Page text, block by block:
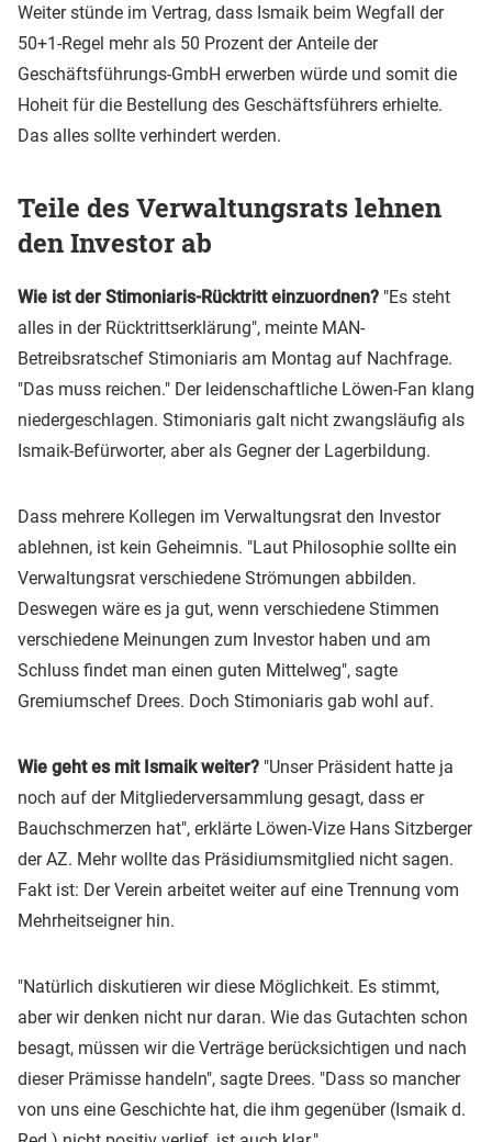
Weiter stünde im Vertrag, dass Ismaik beim Wegfall der
50+1-Regel mehr als 50 Prozent der Anteile der
Geschäftsführungs-GmbH erwerben würde und somit die
Hoheit für die Bestellung des Geschäftsführers erhielte.
Das alles sollte verhindert werden.
Teile des Verwaltungsrats lehnen
den Investor ab
Wie ist der Stimoniaris-Rücktritt einzuordnen? "Es steht
alles in der Rücktrittserklärung", meinte MAN-
Betreibsratschef Stimoniaris am Montag auf Nachfrage.
"Das muss reichen." Der leidenschaftliche Löwen-Fan klang
niedergeschlagen. Stimoniaris galt nicht zwangsläufig als
Ismaik-Befürworter, aber als Gegner der Lagerbildung.
Dass mehrere Kollegen im Verwaltungsrat den Investor
ablehnen, ist kein Geheimnis. "Laut Philosophie sollte ein
Verwaltungsrat verschiedene Strömungen abbilden.
Deswegen wäre es ja gut, wenn verschiedene Stimmen
verschiedene Meinungen zum Investor haben und am
Schluss findet man einen guten Mittelweg", sagte
Gremiumschef Drees. Doch Stimoniaris gab wohl auf.
Wie geht es mit Ismaik weiter? "Unser Präsident hatte ja
noch auf der Mitgliederversammlung gesagt, dass er
Bauchschmerzen hat", erklärte Löwen-Vize Hans Sitzberger
der AZ. Mehr wollte das Präsidiumsmitglied nicht sagen.
Fakt ist: Der Verein arbeitet weiter auf eine Trennung vom
Mehrheitseigner hin.
"Natürlich diskutieren wir diese Möglichkeit. Es stimmt,
aber wir denken nicht nur daran. Wie das Gutachten schon
besagt, müssen wir die Verträge berücksichtigen und nach
dieser Prämisse handeln", sagte Drees. "Dass so mancher
von uns eine Geschichte hat, die ihm gegenüber (Ismaik d.